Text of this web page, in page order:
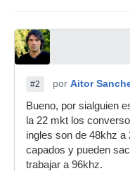
#2 por Aitor
Bueno, por sialguien
la 22 mkt los
ingles son de 48khz a
capados y pueden
trabajar a 96khz.